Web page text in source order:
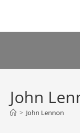
springen
John
> John Lennon